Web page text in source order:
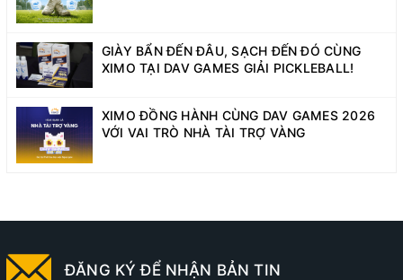
GIÀY BẨN ĐẾN ĐÂU, SẠCH ĐẾN ĐÓ CÙNG
XIMO TẠI DAV GAMES GIẢI PICKLEBALL!
XIMO ĐỒNG HÀNH CÙNG DAV GAMES 2026
VỚI VAI TRÒ NHÀ TÀI TRỢ VÀNG
ĐĂNG KÝ ĐỂ NHẬN BẢN TIN